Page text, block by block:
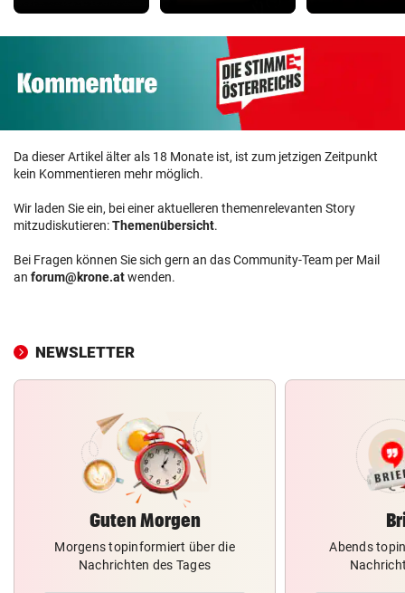
Da dieser Artikel älter als 18 Monate ist, ist zum jetzigen Zeitpunkt
kein Kommentieren mehr möglich.
Wir laden Sie ein, bei einer aktuelleren themenrelevanten Story
mitzudiskutieren:Themenübersicht.
Bei Fragen können Sie sich gern an das Community-Team per Mail
an forum@krone.atwenden.
NEWSLETTER
Guten Morgen
Morgens topinformiert über die
Nachrichten des Tages
Abends